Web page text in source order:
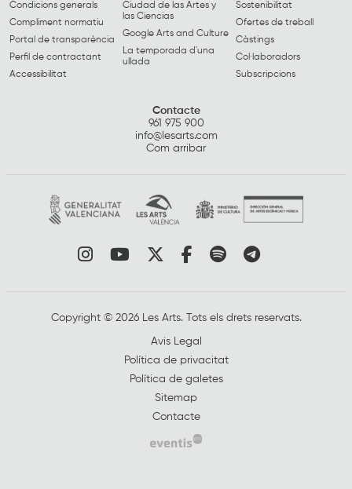
Condicions generals
Compliment normatiu
Portal de transparència
Perfil de contractant
Accessibilitat
Ciudad de las Artes y
las Ciencias
Google Arts and Culture
La temporada d'una
ullada
Sostenibilitat
Ofertes de treball
Càstings
Col·laboradors
Subscripcions
Contacte
961 975 900
info@lesarts.com
Com arribar
Link a instagram
Link a youtube
Link a twitter
Link a facebook
Link a spotify
Link a
Copyright © 2026 Les Arts. Tots els drets reservats.
Avis Legal
Política de privacitat
Política de galetes
Sitemap
Contacte